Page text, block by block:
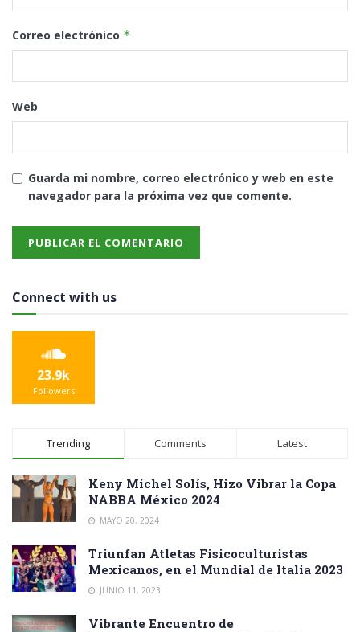
Correo electrónico *
Web
Guarda mi nombre, correo electrónico y web en este
navegador para la próxima vez que comente.
Connect with us
23.9k
Followers
Trending Comments Latest
Keny Michel Solís, Hizo Vibrar la Copa
NABBA México 2024
MAYO 20, 2024
Triunfan Atletas Fisicoculturistas
Mexicanos, en el Mundial de Italia 2023
JUNIO 11, 2023
Vibrante Encuentro de